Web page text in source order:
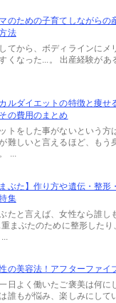
のための子育てしながらの
法
てから、ボディラインにメ
くなった...。 出産経験があ
ルダイエットの特徴と痩せ
の費用のまとめ
トをした事がないという方
難しいと言えるほど、もう
...
まぶた】作り方や遺伝・整形
集
たと言えば、女性なら誰し
重まぶたのために整形したり
の美容法！アフターファイ
日よく働いたご褒美は何に
誰もが悩み、楽しみにして